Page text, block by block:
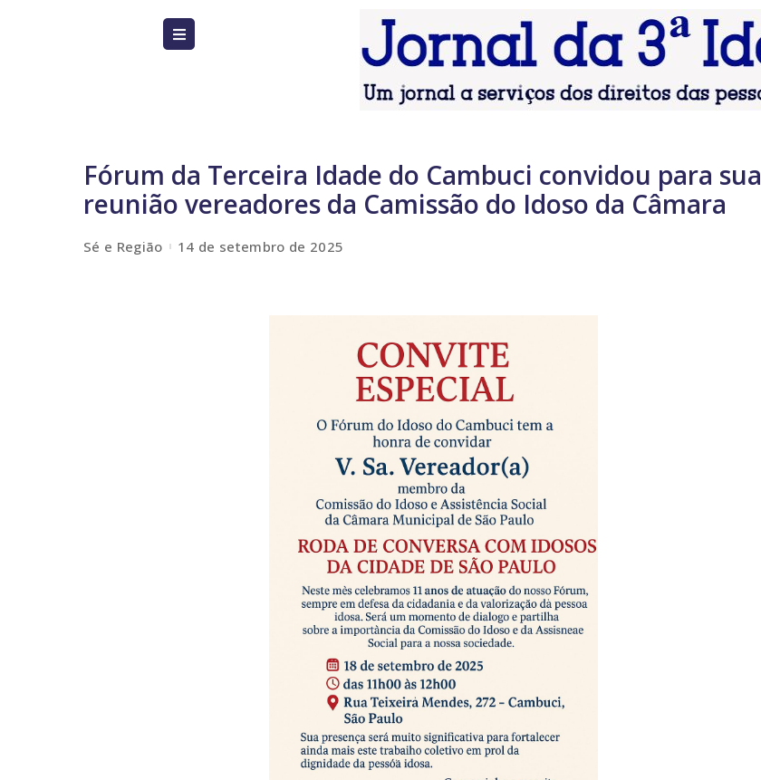
Fórum da Terceira Idade do Cambuci convidou para sua
reunião vereadores da Camissão do Idoso da Câmara
Sé e Região 14 de setembro de 2025